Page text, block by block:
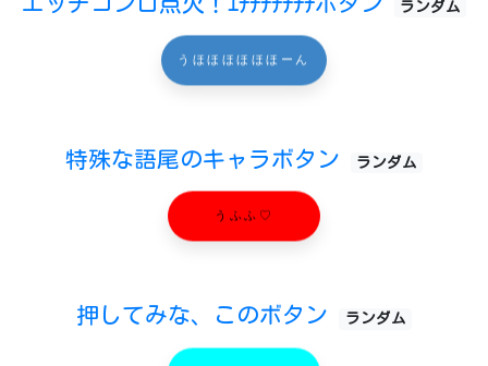
ランダム
うほほほほほほーん
特殊な語尾のキャラボタン ランダム
うふふ♡
押してみな、このボタン ランダム